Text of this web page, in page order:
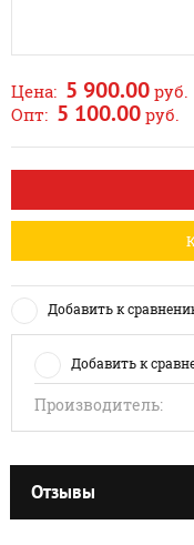
Цена: 5 900.00 руб.
Опт: 5 100.00 руб.
Добавить к
Добавить к
Производитель:
Отзывы